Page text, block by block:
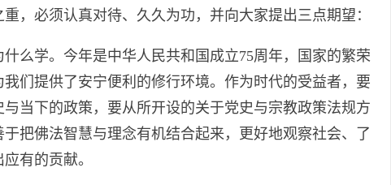
，必须认真对待、久久为功，并向大家提出三点期望：
么学。今年是中华人民共和国成立75周年，国家的繁荣
们提供了安宁便利的修行环境。作为时代的受益者，要
当下的政策，要从所开设的关于党史与宗教政策法规方
把佛法智慧与理念有机结合起来，更好地观察社会、了
有的贡献。